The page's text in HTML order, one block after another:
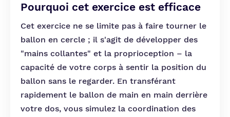
Pourquoi cet exercice est efficace
Cet exercice ne se limite pas à faire tourner le
ballon en cercle ; il s'agit de développer des
"mains collantes" et la proprioception – la
capacité de votre corps à sentir la position du
ballon sans le regarder. En transférant
rapidement le ballon de main en main derrière
votre dos, vous simulez la coordination des